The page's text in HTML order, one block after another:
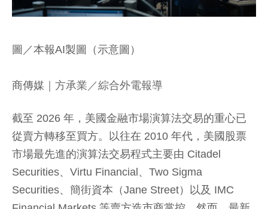
圖／本報AI製圖（示意圖）
商傳媒 ｜方承業／綜合外電報導
截至 2026 年，美國金融市場演算法交易的重心已
從賣方轉移至買方。以往在 2010 年代，美國股票
市場最先進的演算法交易程式主要由 Citadel
Securities、Virtu Financial、Two Sigma
Securities、簡街資本（Jane Street）以及 IMC